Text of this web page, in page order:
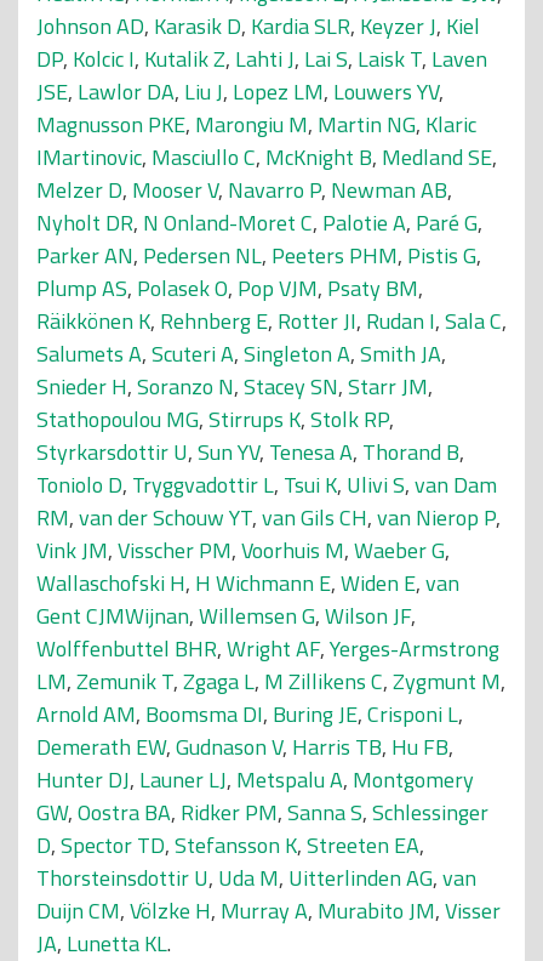
Johnson AD, Karasik D, Kardia SLR, Keyzer J, Kiel
DP, Kolcic I, Kutalik Z, Lahti J, Lai S, Laisk T, Laven
JSE, Lawlor DA, Liu J, Lopez LM, Louwers YV,
Magnusson PKE, Marongiu M, Martin NG, Klaric
IMartinovic, Masciullo C, McKnight B, Medland SE,
Melzer D, Mooser V, Navarro P, Newman AB,
Nyholt DR, N Onland-Moret C, Palotie A, Paré G,
Parker AN, Pedersen NL, Peeters PHM, Pistis G,
Plump AS, Polasek O, Pop VJM, Psaty BM,
Räikkönen K, Rehnberg E, Rotter JI, Rudan I,Sala C,
Salumets A,Scuteri A,Singleton A,Smith JA,
Snieder H,Soranzo N,Stacey SN,Starr JM,
Stathopoulou MG,Stirrups K,Stolk RP,
Styrkarsdottir U,Sun YV, Tenesa A, Thorand B,
Toniolo D, Tryggvadottir L, Tsui K, Ulivi S,van Dam
RM,van der Schouw YT,van Gils CH,van Nierop P,
Vink JM,Visscher PM,Voorhuis M,Waeber G,
Wallaschofski H, H Wichmann E,Widen E,van
Gent CJMWijnan,Willemsen G,Wilson JF,
Wolffenbuttel BHR,Wright AF,Yerges-Armstrong
LM,Zemunik T,Zgaga L, M Zillikens C,Zygmunt M,
Arnold AM, Boomsma DI, Buring JE,Crisponi L,
Demerath EW,Gudnason V, Harris TB, Hu FB,
Hunter DJ, Launer LJ, Metspalu A, Montgomery
GW,Oostra BA, Ridker PM,Sanna S,Schlessinger
D,Spector TD,Stefansson K,Streeten EA,
Thorsteinsdottir U, Uda M, Uitterlinden AG,van
Duijn CM,Völzke H, Murray A, Murabito JM,Visser
JA, Lunetta KL.